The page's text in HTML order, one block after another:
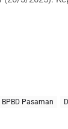
BPBD Pasaman